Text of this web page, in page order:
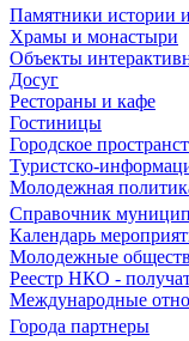
Памятники истории
Храмы и монастыри
Объекты
Досуг
Рестораны и кафе
Гостиницы
Городское
Туристско-
Молодежная
Справочник
Календарь
Молодежные
Реестр НКО -
Международные
Города партнеры